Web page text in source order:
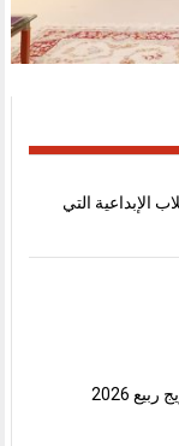
الإبداعية التي
2026